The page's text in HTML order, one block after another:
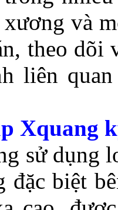
và
theo
liên
Xquang
dụng
biệt